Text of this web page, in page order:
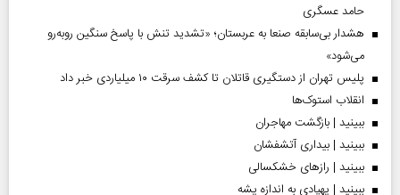
حامد عسگری
هشدار بی‌سابقه صنعا به عربستان؛ «تشدید تنش با پاسخ سنگین روبه‌رو
می‌شود»
پلیس تهران از دستگیری قاتلان تا کشف سرقت ۱۰ میلیاردی خبر داد
انقلاب استوک‌ها
ببینید | بازگشت مهاجران
ببینید | بیداری آتشفشان
ببینید | رازهای خشکسالی
ببینید | پهپادی به اندازه پشه